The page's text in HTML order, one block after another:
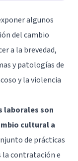
algunos
del cambio
a la brevedad,
y patologías de
y la violencia
laborales son
cultural a
de prácticas
la contratación e